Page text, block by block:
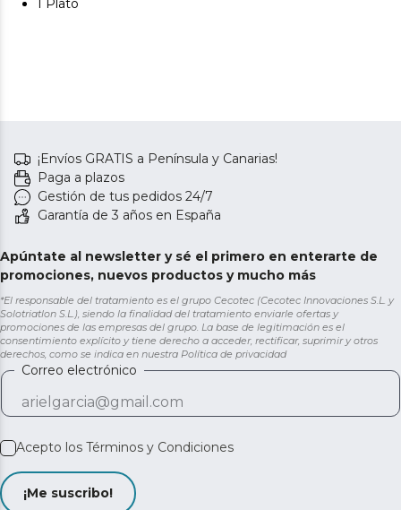
1 Plato
¡Envíos GRATIS a Península y Canarias!
Paga a plazos
Gestión de tus pedidos 24/7
Garantía de 3 años en España
Apúntate al newsletter y sé el primero en enterarte de
promociones, nuevos productos y mucho más
*El responsable del tratamiento es el grupo Cecotec (Cecotec Innovaciones S.L. y
Solotriatlon S.L.), siendo la finalidad del tratamiento enviarle ofertas y
promociones de las empresas del grupo. La base de legitimación es el
consentimiento explícito y tiene derecho a acceder, rectificar, suprimir y otros
derechos, como se indica en nuestra Política de privacidad
Correo electrónico
Acepto los Términos y Condiciones
¡Me suscribo!